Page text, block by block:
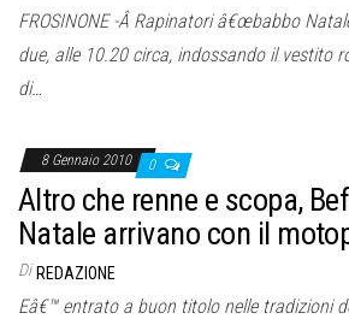
FROSINONE -Â Rapinatori â€œbabbo
due, alle 10.20 circa, indossando il vestito
di…
8 Gennaio 2010 0
Altro che renne e scopa,
Natale arrivano con il
Di REDAZIONE
Eâ€™ entrato a buon titolo nelle tradizioni